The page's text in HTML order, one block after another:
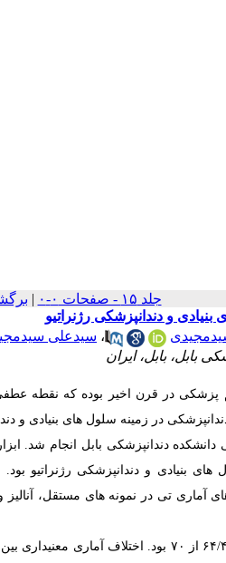
جلد ۱۵ - صفحات ۰-۰ |
و دندانپزشکی رژنراتیو
، سیدعلی
بابل‌، ایران
در قرن اخیر بوده که نقطه
در زمینه سلول های بنیادی و
روی ۱۵۰ دانشجوی مقطع بالینی دانشکده دندانپزشکی
بنیادی و دندانپزشکی رژنراتیو
تی در نمونه های مستقل،
از ۷۰ بو
د. اختلاف آماری معنی­داری